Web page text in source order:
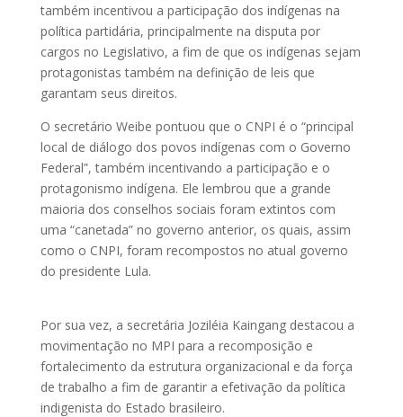
também incentivou a participação dos indígenas na
política partidária, principalmente na disputa por
cargos no Legislativo, a fim de que os indígenas sejam
protagonistas também na definição de leis que
garantam seus direitos.
O secretário Weibe pontuou que o CNPI é o “principal
local de diálogo dos povos indígenas com o Governo
Federal”, também incentivando a participação e o
protagonismo indígena. Ele lembrou que a grande
maioria dos conselhos sociais foram extintos com
uma “canetada” no governo anterior, os quais, assim
como o CNPI, foram recompostos no atual governo
do presidente Lula.
Por sua vez, a secretária Joziléia Kaingang destacou a
movimentação no MPI para a recomposição e
fortalecimento da estrutura organizacional e da força
de trabalho a fim de garantir a efetivação da política
indigenista do Estado brasileiro.